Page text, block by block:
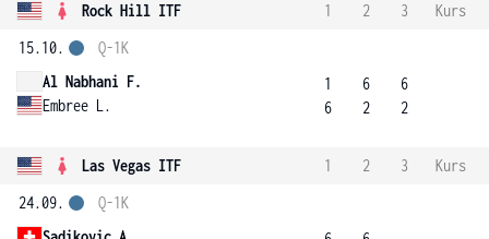
Rock Hill ITF 1 2 3
Kurs
15.10.
Al Nabhani F.
Embree L.
Q-1K
1
6
6
2
6
2
Las Vegas ITF 1 2 3
Kurs
24.09.
Q-1K